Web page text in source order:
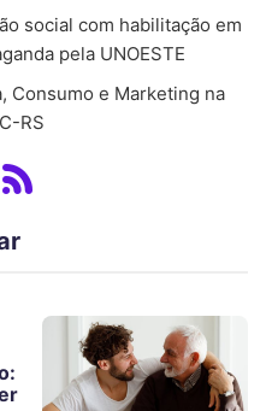
social com habilitação em
pela UNOESTE
Consumo e Marketing na
RS